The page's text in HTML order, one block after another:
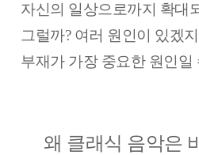
자신의 일상으로까지 확대
그럴까? 여러 원인이 있겠
부재가 가장 중요한 원인일
왜 클래식 음악은